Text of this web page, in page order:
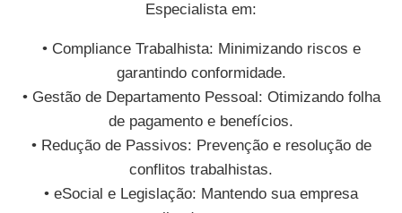
Especialista em:
• Compliance Trabalhista: Minimizando riscos e
garantindo conformidade.
• Gestão de Departamento Pessoal: Otimizando folha
de pagamento e benefícios.
• Redução de Passivos: Prevenção e resolução de
conflitos trabalhistas.
• eSocial e Legislação: Mantendo sua empresa